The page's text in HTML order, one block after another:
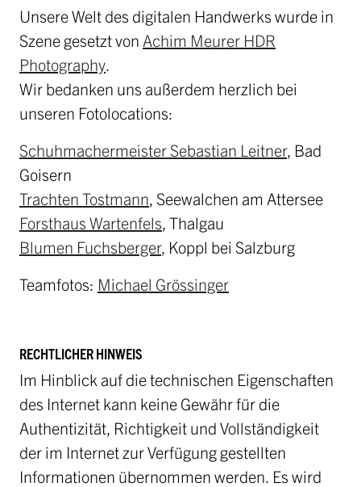
Ausschreibungen
Initiative Österreich 2040
Partner
Unsere Welt des digitalen Handwerks wurde in
Szene gesetzt von Achim Meurer HDR
Photography.
Wir bedanken uns außerdem herzlich bei
unseren Fotolocations:
Schuhmachermeister Sebastian Leitner, Bad
Goisern
Trachten Tostmann, Seewalchen am Attersee
Forsthaus Wartenfels, Thalgau
Blumen Fuchsberger, Koppl bei Salzburg
Teamfotos: Michael Grössinger
RECHTLICHER HINWEIS
Im Hinblick auf die technischen Eigenschaften
des Internet kann keine Gewähr für die
Authentizität, Richtigkeit und Vollständigkeit
der im Internet zur Verfügung gestellten
Informationen übernommen werden. Es wird